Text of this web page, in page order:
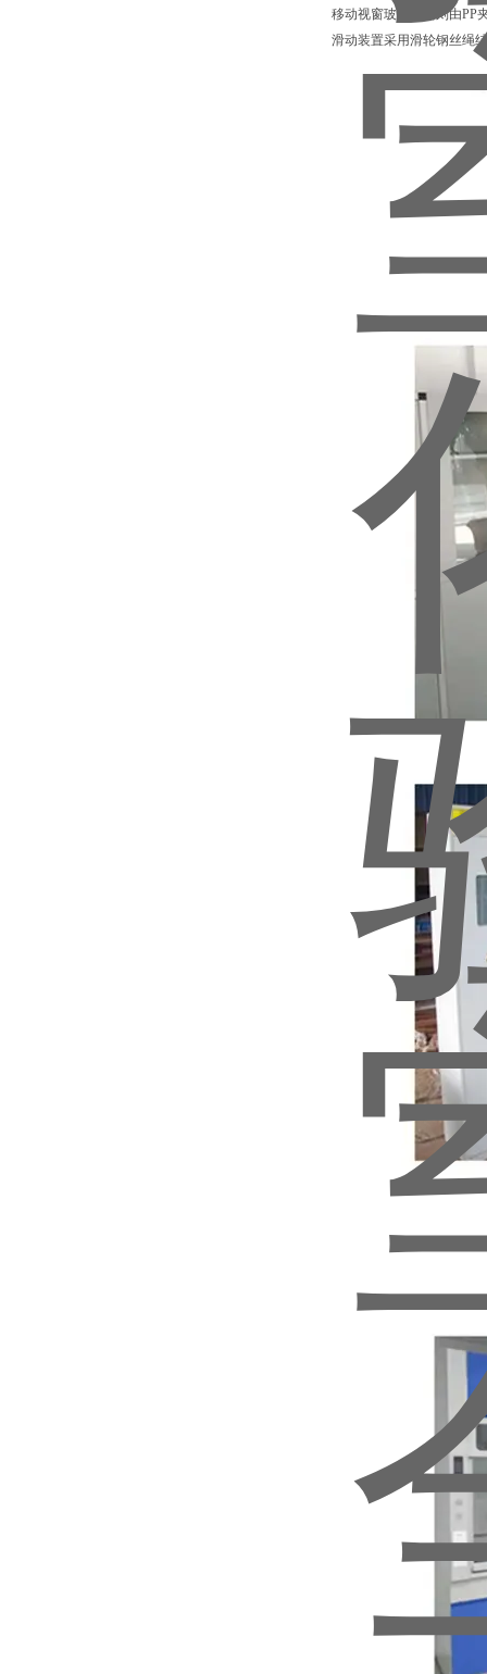
移动视窗玻璃两侧则由PP
滑动装置采用滑轮钢丝绳